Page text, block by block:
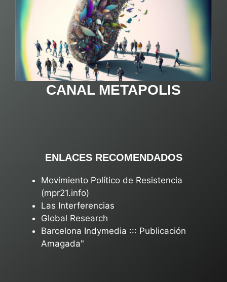
CANAL METAPOLIS
ENLACES RECOMENDADOS
Movimiento Político de Resistencia
(mpr21.info)
Las Interferencias
Global Research
Barcelona Indymedia ::: Publicación
Amagada"